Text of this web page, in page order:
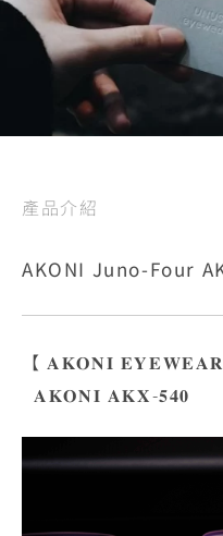
產品介紹
AKONI Juno-Four
【 𝐀𝐊𝐎𝐍𝐈 𝐄𝐘𝐄𝐖𝐄𝐀𝐑 |
𝐀𝐊𝐎𝐍𝐈 𝐀𝐊𝐗-𝟓𝟒𝟎